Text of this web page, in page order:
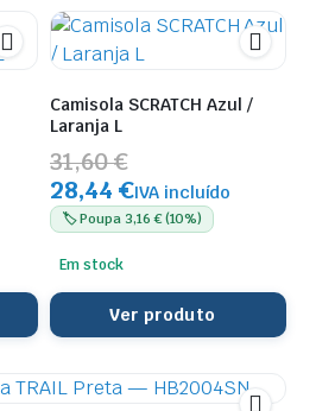
Camisola SCRATCH Azul /
Laranja L
31,60 €
28,44 €IVA incluído
🏷️ Poupa 3,16 € (10%)
Em stock
Ver produto